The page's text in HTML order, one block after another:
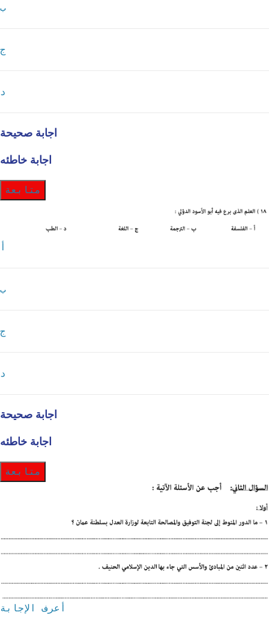
ب
ج
د
اجابة صحيحة
اجابة خاطئه
متابعة
أ
ب
ج
د
اجابة صحيحة
اجابة خاطئه
متابعة
أعرف الإجابة